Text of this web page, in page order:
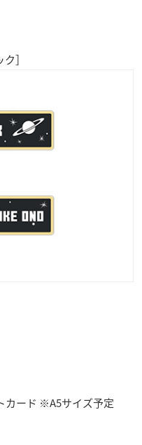
］
カード ※A5サイズ予定